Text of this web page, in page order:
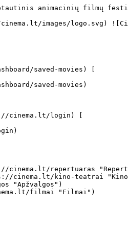
Estijos režisierius ir Turku meno Akademijos dėstytojas Priit Piarnas atvažiuoja su savo naujausiu pilnametražiu filmu „Frankas ir Vendi“ („Frank and Wendy“), jis taip pat dalyvaus užsiėmimuose su jaunimu ir bus festivalio žiuri narys. Dauguma filmų yra laimėję įvairių tarptautinių festivalių prizus ir apdovanojimus. Žiūrovams siūlome šešis pilnametražius filmus, kurie buvo pristatyti didžiausiame Europoje animacinių filmų festivalyje „Anesi 2005“ (Prancūzija). Bus parodytas estų režisierių Priit Piarno, Ulo Pikkovo, Kasparo Jancio pilnametražis filmas „Frankas ir Vendi“, rusų režisieriaus Konstantino Bronzito filmas „Legenda apie Aliošą Popovičių“, švedų režisierių Uzi ir Lottos Geffenbladų filmas „Tarp spyglių“ („Among the Thorns“), vengrų režisieriaus Arono Gaudier filmas „Kvartalas!“ („The District!“), pelnęs „Anesi 2005“ geriausio pilnametražio filmo prizą. „Tindirindyje 2005“ pristatysime ir vieną įdomiausių Norvegijoje sukurtų animacinių filmų – Piotro Sapiegino filmą „Senelis Razina“ („Grandpa is a Raisin“). Festivalio retrospektyvose matysime žinomų lietuvių režisierių Iljos Bereznicko, Henriko Vaigausko filmus. Malonu, kad šių metų festivalyje bus ir lietuviškų animacinių filmų premjerų: Jūratės Leikaitės filmas „Užgavėnės“, Iljos Bereznicko „Tik nereikia mūsų gąsdinti“, Vitalijaus Suchockio „Vitaliana“, Henriko Vaigausko „Gyvenimas yra labai, labai, labai...“, Daivos Minkevičiūtės ir Sandros Januševičiūtės „Open Cut“ ir „Outage“ ir kt. Šių metų festivalio naujovė – konkursinė TV serialų vaikams programa. Rodysime šešių TV serialų filmus: iš vaikų jau pamėgto serialo „Angelina Balerina“, „Bobas statybininkas“(abu iš Didžiosios Britanijos) ir kitus. Festivalio apimtis vis didėja, ypač daug atsiųsta filmų į programą „Jaunimas jaunimui“. Malonu, kad čia gausiai dalyvauja geriausių Europos ir Amerikos aukštųjų mokyklų kūrėjai, pelnę daugelio pasaulio festivalių apdovanojimus, o šalia jų ir Vilniaus Statybos ir dizaino kolegijos, Vilniaus dailės akademijos studentai. Vaikų sukurtų filmų programoje pamatysime Animacijos mokyklos ir Vienožinskio Dailės mokyklos iš Vilniaus, jaunųjų kūrėjų iš Klaipėdos, Šiaulių, bei užsienio šalių moksleivių animaciją. Festivalio tradicija tapo rinkti žiūrovams labiausiai patikusį filmą. Pagrindinius festivalio prizus iš